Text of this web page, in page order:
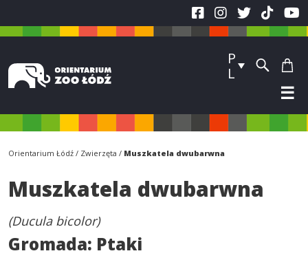
P
L
☰
Orientarium Łódź Zwierzęta Muszkatela dwubarwna
Muszkatela dwubarwna
(Ducula bicolor)
Gromada: Ptaki